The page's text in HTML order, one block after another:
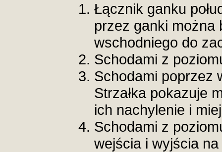
Łącznik ganku
przez ganki można
wschodniego do
Schodami z
Schodami poprzez
Strzałka pokazuje
ich nachylenie i
Schodami z
wejścia i wyjścia